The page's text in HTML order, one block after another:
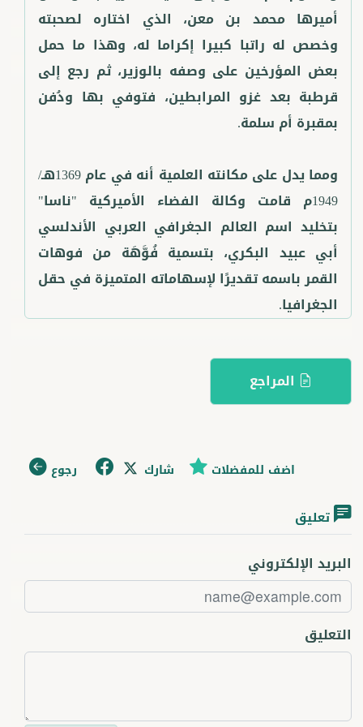
أميرها محمد بن معن، الذي اختاره لصحبته
وخصص له راتبا كبيرا إكراما له، وهذا ما حمل
بعض المؤرخين على وصفه بالوزير، ثم رجع إلى
قرطبة بعد غزو المرابطين، فتوفي بها ودُفن
ومما يدل على مكانته العلمية أنه في عام 1369هـ/
1949م قامت وكالة الفضاء الأميركية "ناسا"
بتخليد اسم العالم الجغرافي العربي الأندلسي
أبي عبيد البكري، بتسمية فُوَّهَة من فوهات
القمر باسمه تقديرًا لإسهاماته المتميزة في حقل
الجغرافيا.
المراجع
رجوع شارك اضف للمفضلات
تعليق
البريد الإلكتروني
التعليق